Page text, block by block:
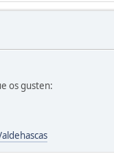
os gusten: